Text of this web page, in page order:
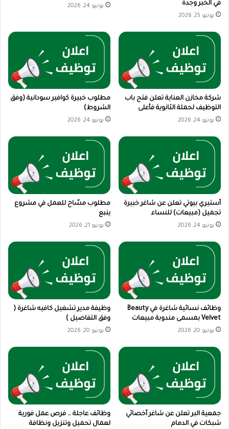
في الخبر وجدة
يونيو 25, 2026
يونيو 24, 2026
شركة مخازن العناية تعلن فتح باب
التوظيف لحملة الثانوية فأعلى
يونيو 24, 2026
مطلوب خبيرة كوافير سودانية (وفق
الشروط)
يونيو 24, 2026
أستيري بيوتي تعلن عن شاغر خبيرة
تجميل (مبيعات) للنساء
يونيو 24, 2026
مطلوب مسّاح للعمل في مشروع
ينبع
يونيو 21, 2026
وظائف نسائية شاغرة في Beauty
Velvet بمسمى مندوبة مبيعات
يونيو 20, 2026
وظيفة مدير تشغيل كافيه شاغرة (
وفق التفاصيل )
يونيو 20, 2026
جمعية البر تعلن عن شاغر أخصائي
شبكات في الدمام
وظائف عاجلة … فرص عمل فورية
لعمال تحميل وتنزيل ونظافة